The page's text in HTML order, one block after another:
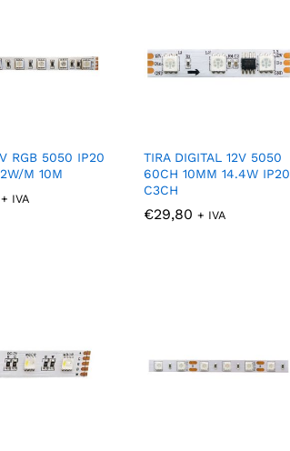
RGB 5050 IP20
M 10M
+ IVA
TIRA DIGITAL 12V 5050
60CH 10MM 14.4W IP20
C3CH
€29,80 + IVA
€29,80